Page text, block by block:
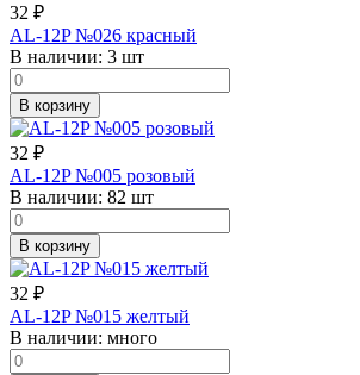
32 ₽
AL-12P №026 красный
В наличии: 3 шт
В корзину
32 ₽
AL-12P №005 розовый
В наличии: 82 шт
В корзину
32 ₽
AL-12P №015 желтый
В наличии: много